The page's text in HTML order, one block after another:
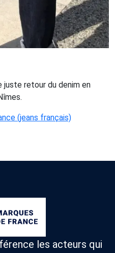
juste retour du denim en
(jeans français)
les acteurs qui